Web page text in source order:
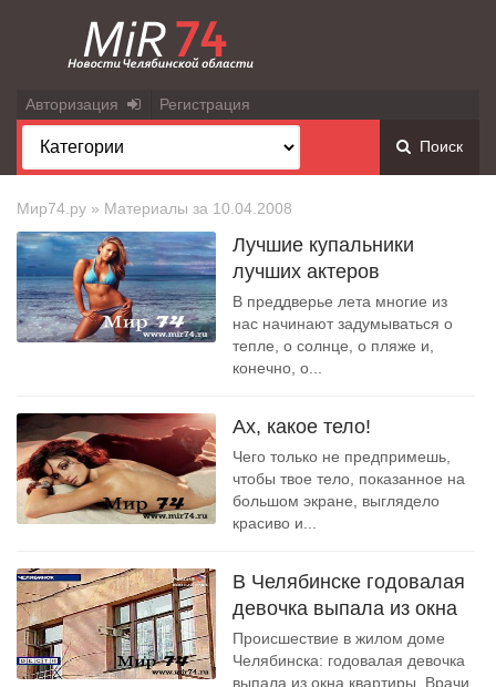
Авторизация Регистрация
Поиск
Мир74.ру » Материалы за 10.04.2008
Лучшие купальники
лучших актеров
В преддверье лета многие из
нас начинают задумываться о
тепле, о солнце, о пляже и,
конечно, о...
Ах, какое тело!
Чего только не предпримешь,
чтобы твое тело, показанное на
большом экране, выглядело
красиво и...
В Челябинске годовалая
девочка выпала из окна
Происшествие в жилом доме
Челябинска: годовалая девочка
выпала из окна квартиры. Врачи